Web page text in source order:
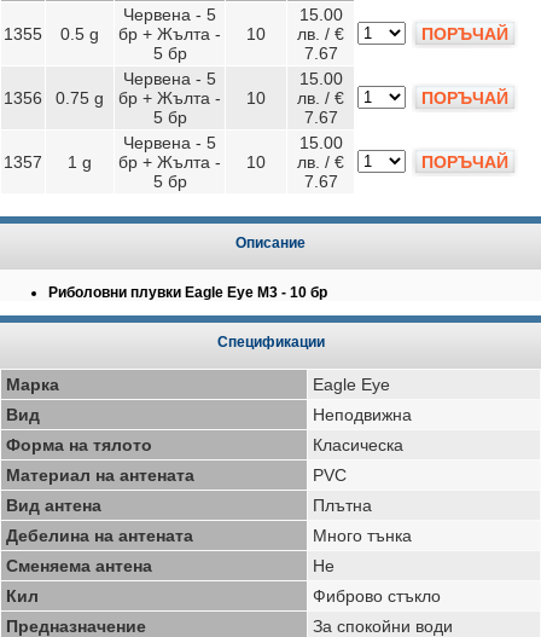
1355 0.5 g
Червена - 5
бр + Жълта -
5 бр
10
15.00
лв. / €
7.67
ПОРЪЧАЙ
1356 0.75 g
Червена - 5
бр + Жълта -
5 бр
10
15.00
лв. / €
7.67
ПОРЪЧАЙ
1357 1 g
Червена - 5
бр + Жълта -
5 бр
10
15.00
лв. / €
7.67
ПОРЪЧАЙ
Описание
Риболовни плувки Eagle Eye M3 - 10 бр
Спецификации
Марка
Eagle Eye
Вид
Неподвижна
Форма на тялото
Класическа
Материал на антената
PVC
Вид антена
Плътна
Дебелина на антената
Много тънка
Сменяема антена
Не
Кил
Фиброво стъкло
Предназначение
За спокойни води